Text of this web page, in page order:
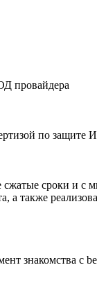
провайдера
по защите
сжатые сроки и с
также
знакомства с